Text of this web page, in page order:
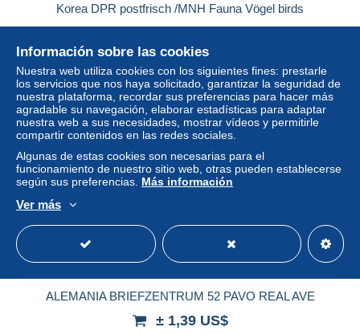
Korea DPR postfrisch /MNH Fauna Vögel birds
Estatus Privado
ALEMANIA BRIEFZENTRUM 52 PAVO REAL AVE
± 1,39 US$
Información sobre las cookies
Nuestra web utiliza cookies con los siguientes fines: prestarle
los servicios que nos haya solicitado, garantizar la seguridad de
nuestra plataforma, recordar sus preferencias para hacer más
agradable su navegación, elaborar estadísticas para adaptar
nuestra web a sus necesidades, mostrar vídeos y permitirle
compartir contenidos en las redes sociales.
Algunas de estas cookies son necesarias para el
funcionamiento de nuestro sitio web, otras pueden establecerse
según sus preferencias. Más información
Ver más